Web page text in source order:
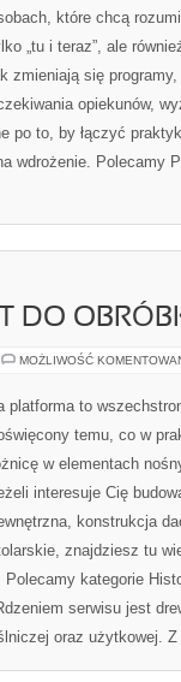
które chcą
„tu i teraz”, ale
zmieniają się
opiekunów,
po to, by łączyć
wdrożenie. Polecamy
DO
MOŻLIWOŚĆ
platforma to
temu, co w
w elementach
interesuje Cię
konstrukcja
znajdziesz tu
kategorie
serwisu jest
oraz użytkowej.